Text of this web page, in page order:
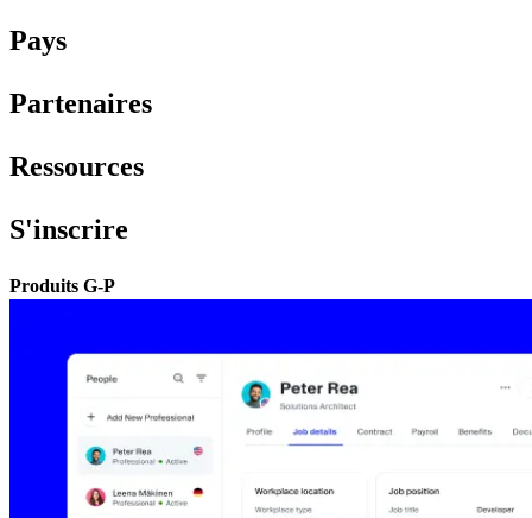
Pays​​
Partenaires​​
Ressources​​
S'inscrire​​
Produits G-P​​